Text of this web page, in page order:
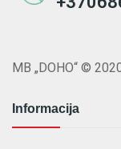
MB „DOHO“ ©
Informacija